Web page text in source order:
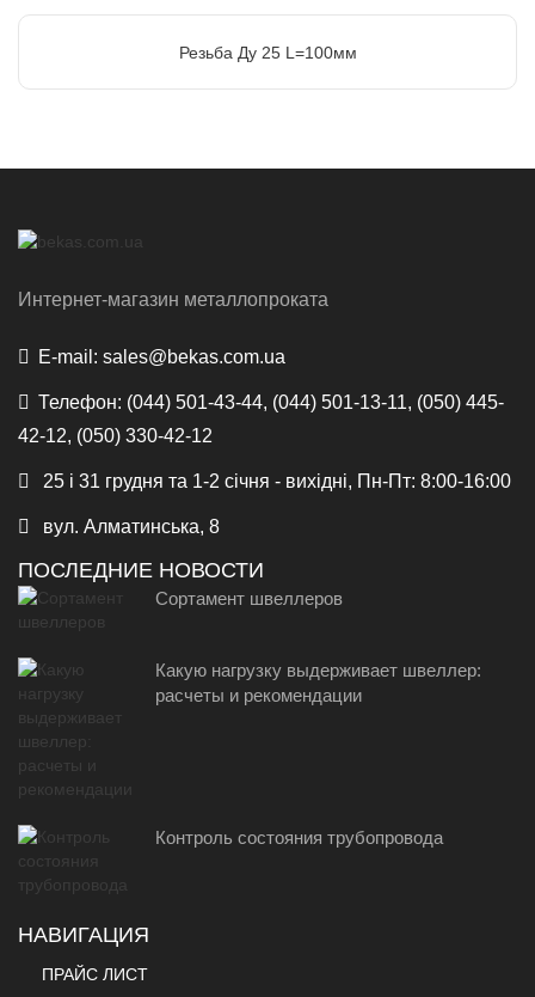
Резьба Ду 25 L=100мм
Интернет-магазин металлопроката
E-mail: sales@bekas.com.ua
Телефон: (044) 501-43-44, (044) 501-13-11, (050) 445-
42-12, (050) 330-42-12
25 і 31 грудня та 1-2 січня - вихідні, Пн-Пт: 8:00-16:00
вул. Алматинська, 8
ПОСЛЕДНИЕ НОВОСТИ
Сортамент швеллеров
Какую нагрузку выдерживает швеллер:
расчеты и рекомендации
Контроль состояния трубопровода
НАВИГАЦИЯ
ПРАЙС ЛИСТ